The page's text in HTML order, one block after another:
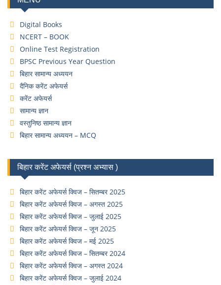
Digital Books
NCERT – BOOK
Online Test Registration
BPSC Previous Year Question
बिहार सामान्य अध्ययन
दैनिक करेंट अफेयर्स
करेंट अफेयर्स
सामान्य ज्ञान
वस्तुनिष्ठ सामान्य ज्ञान
बिहार सामान्य अध्ययन – MCQ
बिहार करेंट अफेयर्स (प्रश्न अभ्यास )
बिहार करेंट अफेयर्स क्विज – सितम्बर 2025
बिहार करेंट अफेयर्स क्विज – अगस्त 2025
बिहार करेंट अफेयर्स क्विज – जुलाई 2025
बिहार करेंट अफेयर्स क्विज – जून 2025
बिहार करेंट अफेयर्स क्विज – मई 2025
बिहार करेंट अफेयर्स क्विज – सितम्बर 2024
बिहार करेंट अफेयर्स क्विज – अगस्त 2024
बिहार करेंट अफेयर्स क्विज – जुलाई 2024